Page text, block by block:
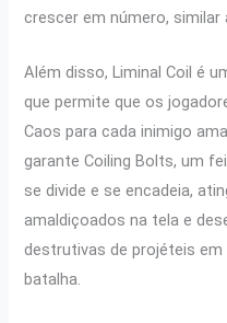
crescer em número, similar
Além disso, Liminal Coil é
que permite que os
Caos para cada inimigo
garante Coiling Bolts, um
se divide e se encadeia,
amaldiçoados na tela e
destrutivas de projéteis
batalha.